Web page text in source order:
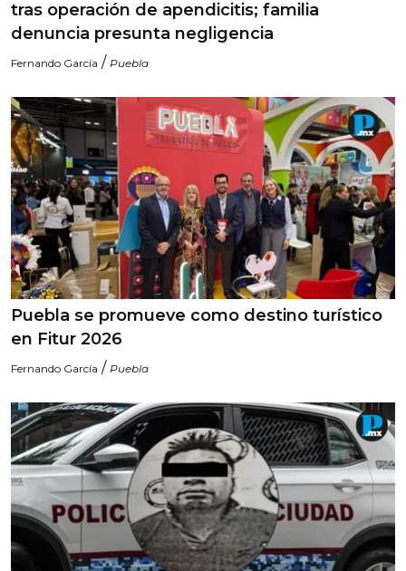
tras operación de apendicitis; familia
denuncia presunta negligencia
Fernando García / Puebla
Puebla se promueve como destino turístico
en Fitur 2026
Fernando García / Puebla